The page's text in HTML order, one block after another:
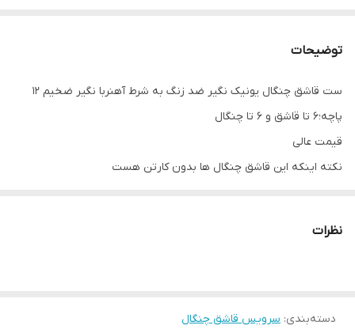
توضیحات
ست قاشق چنگال یونیک نگیر ضد زنگ به شرط آهنربا نگیر ضخیم ۱۲
پاچه؛۶ تا قاشق و ۶ تا چنگال
قیمت عالی
نکته اینکه این قاشق چنگال ها بدون کارتن هست
برند کالا :یونیک اصل
%۱۰۰استیل آهنربانگیر
نظرات
دسته‌بندی: سرویس قاشق چنگال